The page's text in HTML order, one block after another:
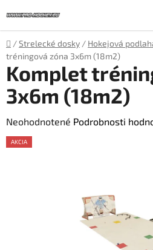
na
obsah
Domov
/Strelecké dosky / Hokejová
tréningová zóna 3x6m (18m2)
Komplet
3x6m (18m2)
Priemerné
hodnotenie
Neohodnotené Podrobnosti
AKCIA